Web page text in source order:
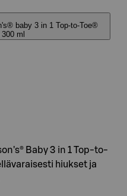
baby 3 in 1 Top-to-Toe®
ml
Baby 3 in 1 Top-to-
hiukset ja